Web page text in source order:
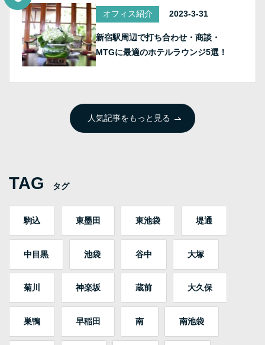
オフィス紹介 2023-3-31
新宿駅周辺で打ち合わせ・商談・
MTGに最適のホテルラウンジ5選！
人気記事をもっと見る
TAG タグ
駒込 東墨田 東池袋 堤通
中目黒 池袋 谷中 大塚
菊川 神楽坂 蔵前 大久保
巣鴨 早稲田 南 南池袋